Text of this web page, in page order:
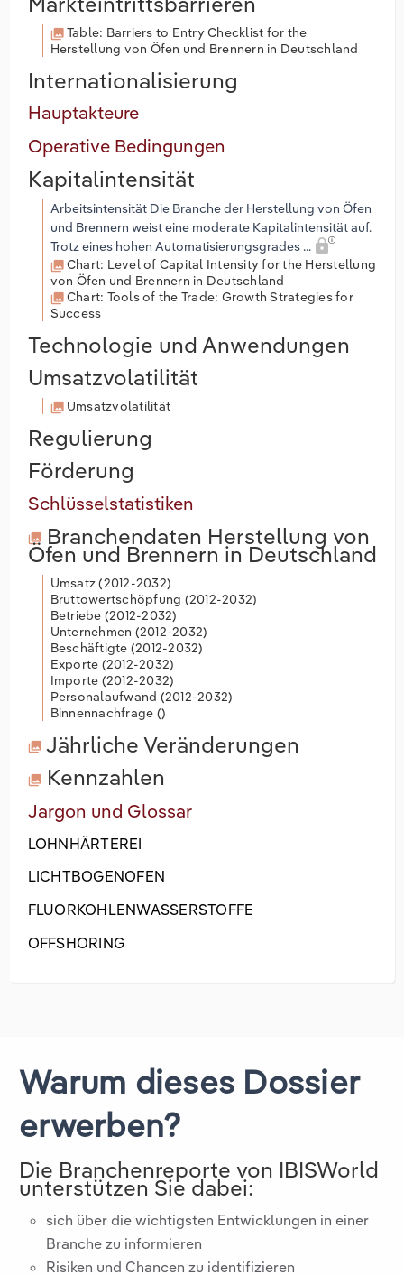
Table: Barriers to Entry Checklist for the
Herstellung von Öfen und Brennern in Deutschland
Internationalisierung
Hauptakteure
Operative Bedingungen
Kapitalintensität
Arbeitsintensität Die Branche der Herstellung von Öfen
und Brennern weist eine moderate Kapitalintensität auf.
Trotz eines hohen Automatisierungsgrades ...
Chart: Level of Capital Intensity for the Herstellung
von Öfen und Brennern in Deutschland
Chart: Tools of the Trade: Growth Strategies for
Success
Technologie und Anwendungen
Umsatzvolatilität
Umsatzvolatilität
Regulierung
Förderung
Schlüsselstatistiken
Branchendaten Herstellung von
Öfen und Brennern in Deutschland
Umsatz (2012-2032)
Bruttowertschöpfung (2012-2032)
Betriebe (2012-2032)
Unternehmen (2012-2032)
Beschäftigte (2012-2032)
Exporte (2012-2032)
Importe (2012-2032)
Personalaufwand (2012-2032)
Binnennachfrage ()
Jährliche Veränderungen
Kennzahlen
Jargon und Glossar
LOHNHÄRTEREI
LICHTBOGENOFEN
FLUORKOHLENWASSERSTOFFE
OFFSHORING
Warum dieses Dossier
erwerben?
Die Branchenreporte von IBISWorld
unterstützen Sie dabei:
sich über die wichtigsten Entwicklungen in einer
Branche zu informieren
Risiken und Chancen zu identifizieren